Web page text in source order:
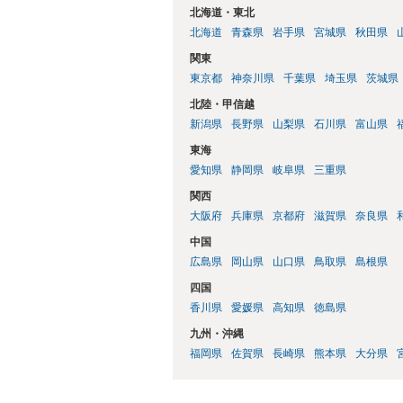
北海道・東北
北海道
青森県 岩手県 宮城県 秋田県
関東
東京都
神奈川県 千葉県 埼玉県 茨城県
北陸・甲信越
新潟県
長野県 山梨県 石川県 富山県
東海
愛知県
静岡県 岐阜県 三重県
関西
大阪府
兵庫県 京都府 滋賀県 奈良県
中国
広島県
岡山県 山口県 鳥取県 島根県
四国
香川県
愛媛県 高知県 徳島県
九州・沖縄
福岡県
佐賀県 長崎県 熊本県 大分県